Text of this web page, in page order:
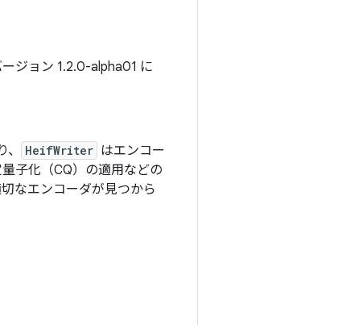
ジョン 1.2.0-alpha01 に
HeifWriter はエンコー
子化（CQ）の適用などの
なエンコーダが見つから